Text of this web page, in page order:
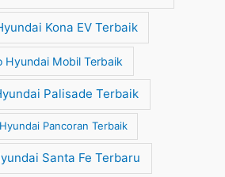
Kona EV Terbaik
Hyundai Mobil Terbaik
Palisade Terbaik
Pancoran Terbaik
Santa Fe Terbaru